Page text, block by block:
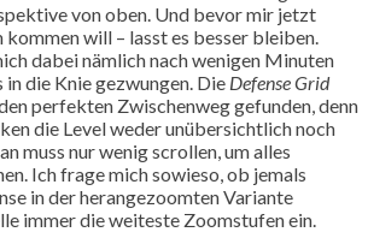
von oben. Und bevor mir jetzt
will – lasst es besser bleiben.
dabei nämlich nach wenigen Minuten
die Knie gezwungen. Die Defense Grid
perfekten Zwischenweg gefunden, denn
die Level weder unübersichtlich noch
muss nur wenig scrollen, um alles
Ich frage mich sowieso, ob jemals
in der herangezoomten Variante
immer die weiteste Zoomstufen ein.